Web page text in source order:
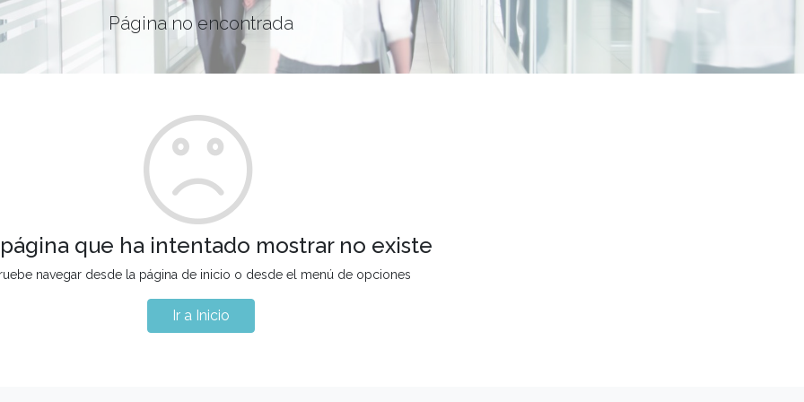
Página no encontrada
que ha intentado mostrar no existe
navegar desde la página de inicio o desde el menú de opciones
Ir a Inicio